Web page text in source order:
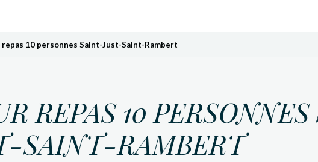
10 personnes Saint-Just-Saint-Rambert
REPAS 10
SAINT-RAMBERT